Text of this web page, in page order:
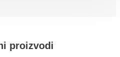
proizvodi